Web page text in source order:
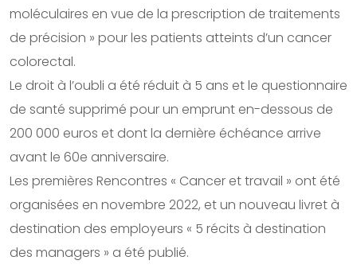
moléculaires en vue de la prescription de traitements
de précision » pour les patients atteints d’un cancer
colorectal.
Le droit à l’oubli a été réduit à 5 ans et le questionnaire
de santé supprimé pour un emprunt en-dessous de
200 000 euros et dont la dernière échéance arrive
avant le 60e anniversaire.
Les premières Rencontres « Cancer et travail » ont été
organisées en novembre 2022, et un nouveau livret à
destination des employeurs « 5 récits à destination
des managers » a été publié.